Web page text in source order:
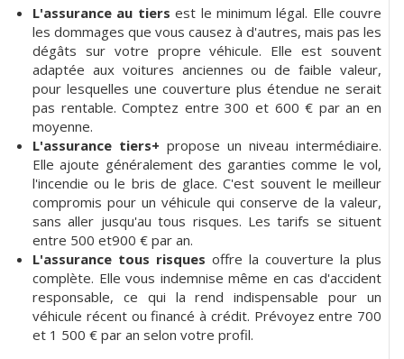
L'assurance au tiers est le minimum légal. Elle couvre
les dommages que vous causez à d'autres, mais pas les
dégâts sur votre propre véhicule. Elle est souvent
adaptée aux voitures anciennes ou de faible valeur,
pour lesquelles une couverture plus étendue ne serait
pas rentable. Comptez entre 300 et 600 € par an en
moyenne.
L'assurance tiers+ propose un niveau intermédiaire.
Elle ajoute généralement des garanties comme le vol,
l'incendie ou le bris de glace. C'est souvent le meilleur
compromis pour un véhicule qui conserve de la valeur,
sans aller jusqu'au tous risques. Les tarifs se situent
entre 500 et900 € par an.
L'assurance tous risques offre la couverture la plus
complète. Elle vous indemnise même en cas d'accident
responsable, ce qui la rend indispensable pour un
véhicule récent ou financé à crédit. Prévoyez entre 700
et 1 500 € par an selon votre profil.